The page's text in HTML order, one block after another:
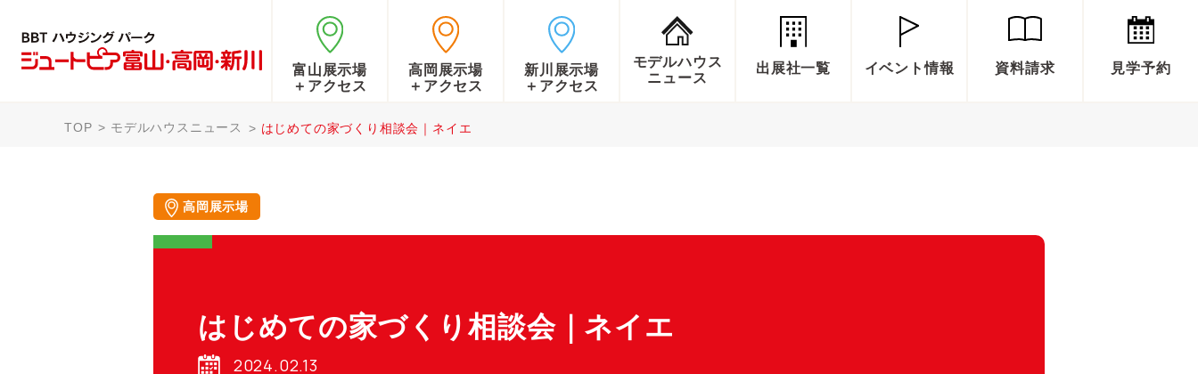
富山展示場
＋アクセス
高岡展示場
＋アクセス
新川展示場
＋アクセス
モデルハウス
ニュース
出展社一覧 イベント情報 資料請求 見学予約
TOP モデルハウスニュース はじめての家づくり相談会｜ネイエ
高岡展示場
はじめての家づくり相談会｜ネイエ
2024.02.13